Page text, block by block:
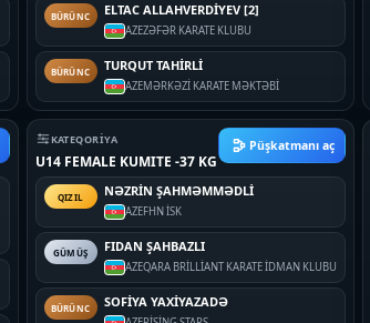
BÜRÜNC ELTAC ALLAHVERDİYEV [2]
AZEZƏFƏR KARATE KLUBU
BÜRÜNC TURQUT TAHİRLİ
AZEMƏRKƏZİ KARATE MƏKTƏBİ
KATEQORIYA
U14 FEMALE KUMITE -37 KG
Püşkatmanı aç
QIZIL NƏZRİN ŞAHMƏMMƏDLİ
AZEFHN İSK
GÜMÜŞ FIDAN ŞAHBAZLI
AZEQARA BRİLLİANT KARATE İDMAN KLUBU
BÜRÜNC SOFİYA YAXİYAZADƏ